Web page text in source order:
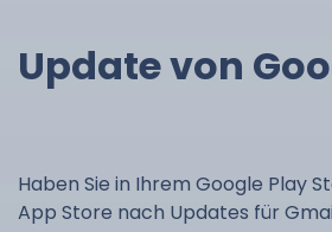
Update von
Haben Sie in Ihrem Google Play
App Store nach Updates für